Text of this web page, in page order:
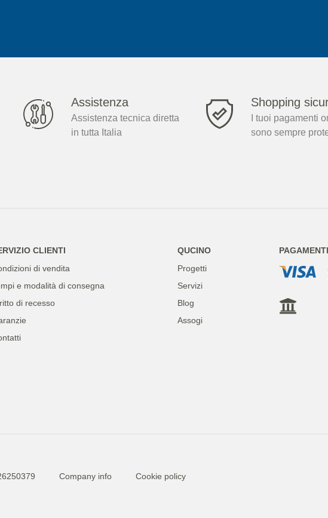
Assistenza
Assistenza tecnica diretta
in tutta Italia
Shopping
I tuoi pagamenti
sono sempre
CLIENTI
di vendita
e modalità di consegna
di recesso
QUCINO
Progetti
Servizi
Blog
Assogi
Company info
Cookie policy